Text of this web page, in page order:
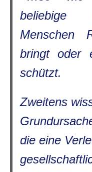
beliebige
Menschen
bringt oder
schützt.
Zweitens
die eine